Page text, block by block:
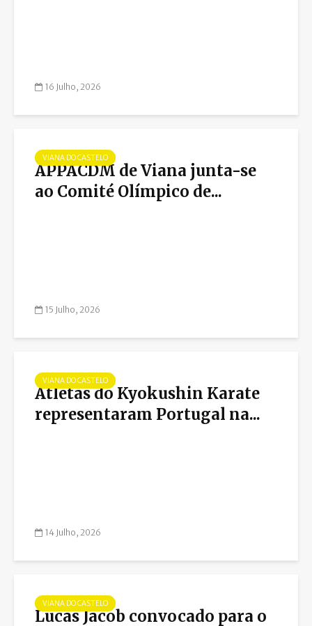
16 Julho, 2026
VIANA DO CASTELO
APPACDM de Viana junta-se
ao Comité Olímpico de...
15 Julho, 2026
VIANA DO CASTELO
Atletas do Kyokushin Karate
representaram Portugal na...
14 Julho, 2026
VIANA DO CASTELO
Lucas Jacob convocado para o